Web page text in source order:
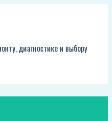
диагностике и выбору